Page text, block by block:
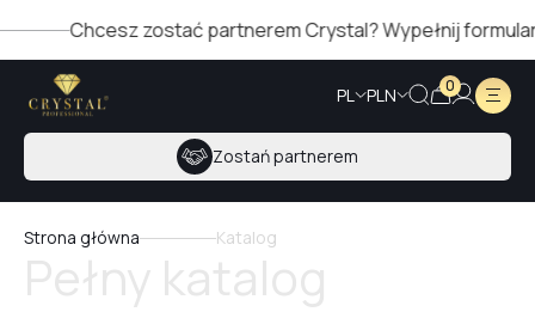
Chcesz zostać partnerem Crystal? Wypełnij formularz po
PL PLN 0
Zostań partnerem
Strona główna Katalog